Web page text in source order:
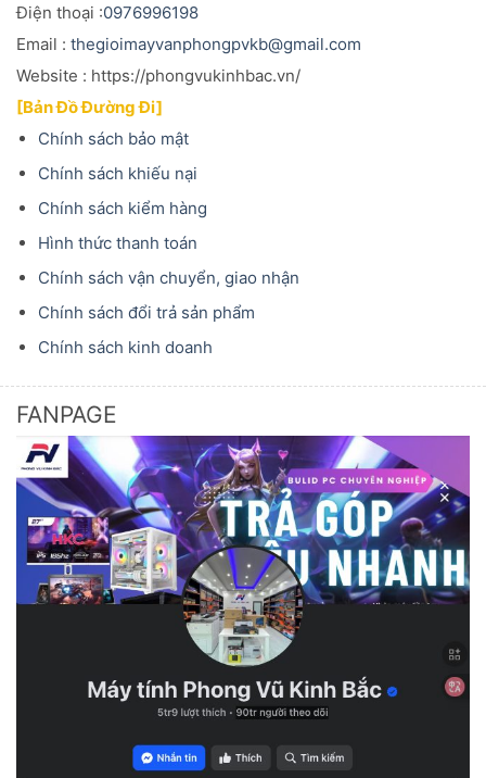
Điện thoại :0976996198
Email : thegioimayvanphongpvkb@gmail.com
Website : https://phongvukinhbac.vn/
[Bản Đồ Đường Đi]
Chính sách bảo mật
Chính sách khiếu nại
Chính sách kiểm hàng
Hình thức thanh toán
Chính sách vận chuyển, giao nhận
Chính sách đổi trả sản phẩm
Chính sách kinh doanh
FANPAGE